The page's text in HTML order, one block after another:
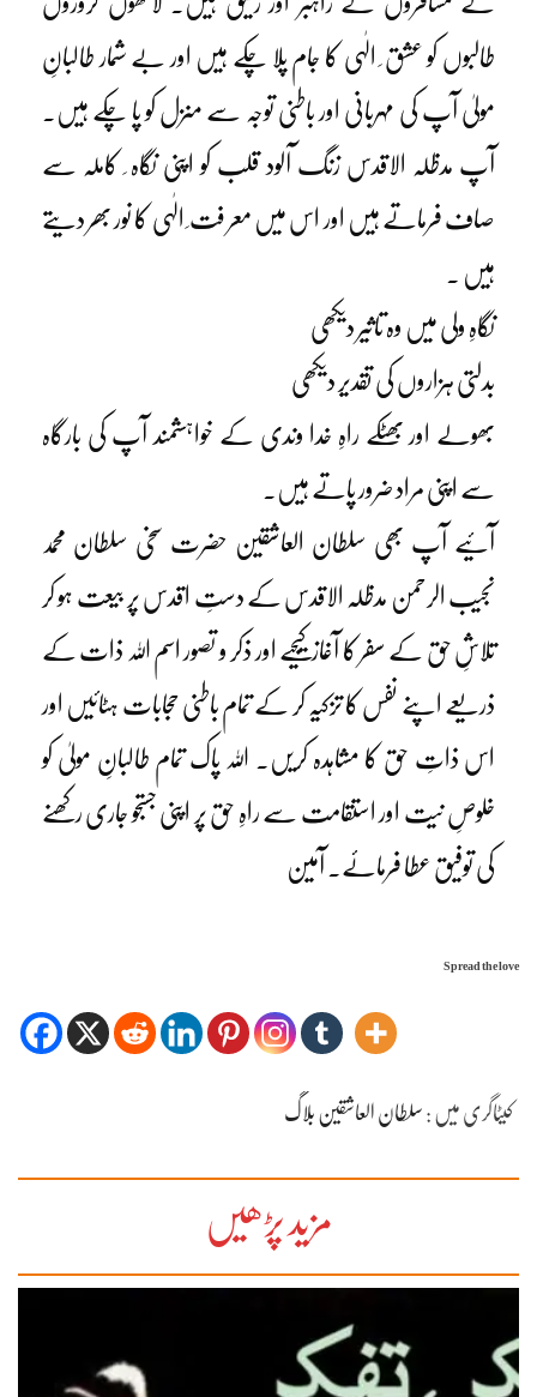
طالبوں کو عشق ِ الٰہی کا جام پلا چکے ہیں اور بے شمار طالبانِ
مولیٰ آپ کی مہربانی اور باطنی توجہ سے منزل کو پا چکے ہیں۔
آپ مدظلہ الاقدس زنگ آلود قلب کو اپنی نگاہ ِ کاملہ سے
صاف فرماتے ہیں اور اس میں معر فت ِ الٰہی کا نور بھر دیتے
ہیں ۔
نگاہِ ولی میں وہ تاثیر دیکھی
بدلتی ہزاروں کی تقدیر دیکھی
بھولے اور بھٹکے راہِ خدا وندی کے خواہشمند آپ کی بارگاہ
سے اپنی مراد ضرور پاتے ہیں۔
آئیے آپ بھی سلطان العاشقین حضرت سخی سلطان محمد
نجیب الرحمن مدظلہ الاقدس کے دستِ اقدس پر بیعت ہو کر
تلاشِ حق کے سفر کا آغاز کیجیے اور ذکر و تصور اسم اللہ ذات کے
ذریعے اپنے نفس کا تزکیہ کر کے تمام باطنی حجابات ہٹائیں اور
اس ذاتِ حق کا مشاہدہ کریں۔ اللہ پاک تمام طالبانِ مولیٰ کو
خلوصِ نیت اور استقامت سے راہِ حق پر اپنی جستجو جاری رکھنے
کی توفیق عطا فرمائے۔ آمین
Spread the love
کیٹاگری میں : سلطان العاشقین بلاگ
مزید پڑھیں